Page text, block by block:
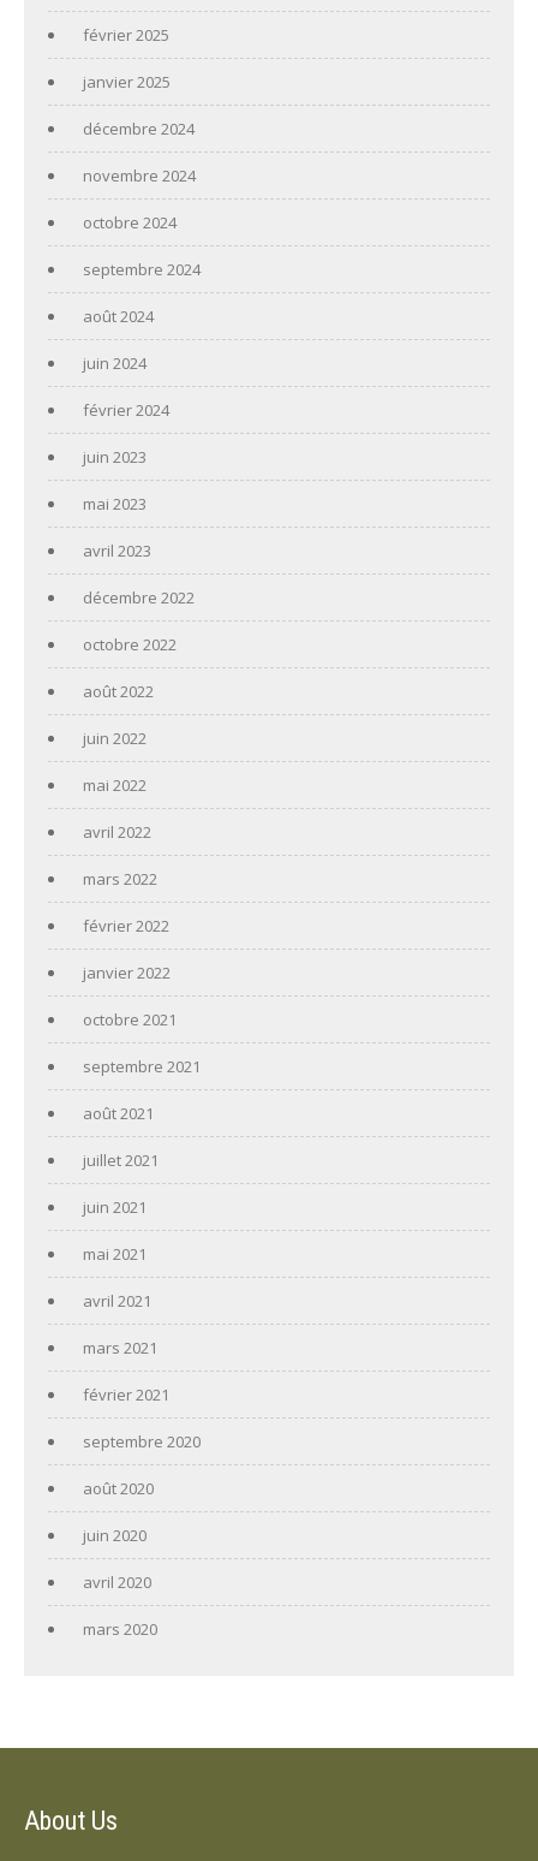
février 2025
janvier 2025
décembre 2024
novembre 2024
octobre 2024
septembre 2024
août 2024
juin 2024
février 2024
juin 2023
mai 2023
avril 2023
décembre 2022
octobre 2022
août 2022
juin 2022
mai 2022
avril 2022
mars 2022
février 2022
janvier 2022
octobre 2021
septembre 2021
août 2021
juillet 2021
juin 2021
mai 2021
avril 2021
mars 2021
février 2021
septembre 2020
août 2020
juin 2020
avril 2020
mars 2020
About Us